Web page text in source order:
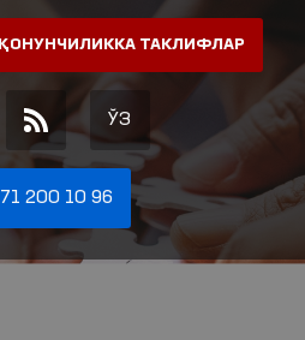
ҚОНУНЧИЛИККА ТАКЛИФЛАР
ЎЗ
71 200 10 96